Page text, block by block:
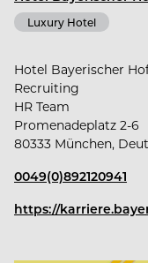
Ob traditionelle
Designer: hier
Luxury Hotel
Hotel Bayerischer
Recruiting
HR Team
Promenadeplatz 2-6
80333 München,
0049(0)892120941
https://